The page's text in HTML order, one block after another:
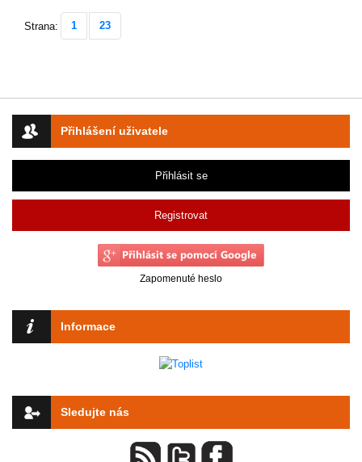
Přihlášení uživatele
Přihlásit se
Registrovat
Zapomenuté heslo
Informace
Sledujte nás
Strana: 1 23